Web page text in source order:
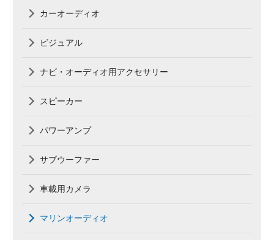
カーオーディオ
ビジュアル
ナビ・オーディオ用アクセサリー
スピーカー
パワーアンプ
サブウーファー
車載用カメラ
マリンオーディオ